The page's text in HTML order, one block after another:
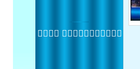
 